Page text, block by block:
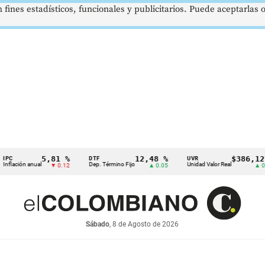
anual
5,81 %
▼ 0.12
DTF
Dep. Término Fijo
12,48 %
▲ 0.05
UVR
Unidad Valor Real
$386,1273
▲ 0.03
Sábado, 8 de Agosto de 2026
estadísticos, funcionales y publicitarios. Puede aceptarlas